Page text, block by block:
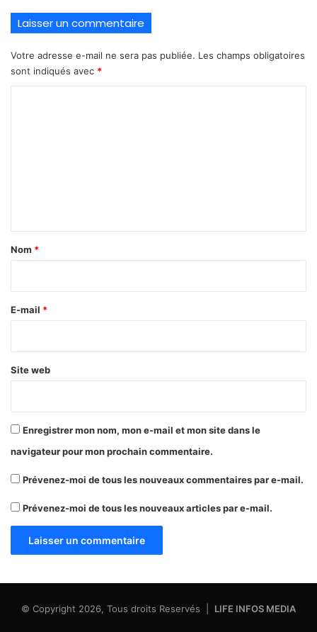
Laisser un commentaire
Votre adresse e-mail ne sera pas publiée. Les champs obligatoires
sont indiqués avec *
a
e
Nom *
E-mail *
Site web
Enregistrer mon nom, mon e-mail et mon site dans le
navigateur pour mon prochain commentaire.
Prévenez-moi de tous les nouveaux commentaires par e-mail.
Prévenez-moi de tous les nouveaux articles par e-mail.
© Copyright 2026, Tous droits Reservés | LIFE INFOS MEDIA